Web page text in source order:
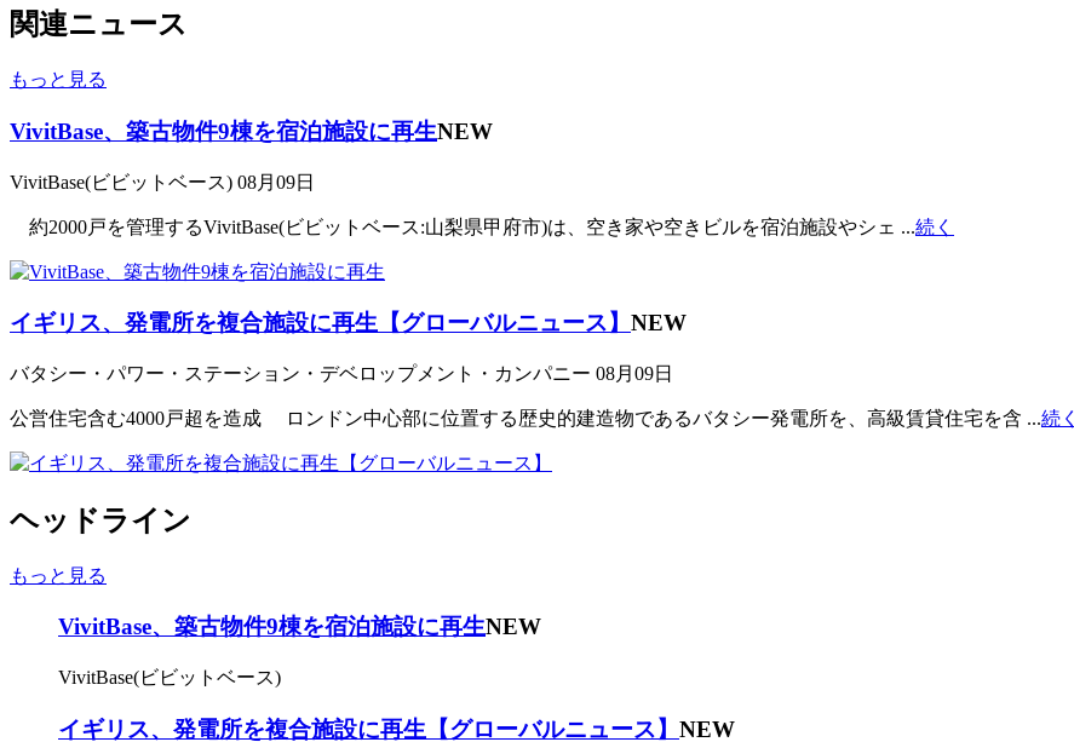
関連ニュース
もっと見る
VivitBase、築古物件9棟を宿泊施設に再生NEW
VivitBase(ビビットベース) 08月09日
約2000戸を管理するVivitBase(ビビットベース:山梨県甲府市)は、空き家や空きビルを宿泊施設やシェ ...続く
イギリス、発電所を複合施設に再生【グローバルニュース】 NEW
バタシー・パワー・ステーション・デベロップメント・カンパニー 08月09日
公営住宅含む4000戸超を造成 ロンドン中心部に位置する歴史的建造物であるバタシー発電所を、高級賃貸住宅を含 ...続く
ヘッドライン
もっと見る
VivitBase、築古物件9棟を宿泊施設に再生NEW
VivitBase(ビビットベース)
イギリス、発電所を複合施設に再生【グローバルニュース】 NEW